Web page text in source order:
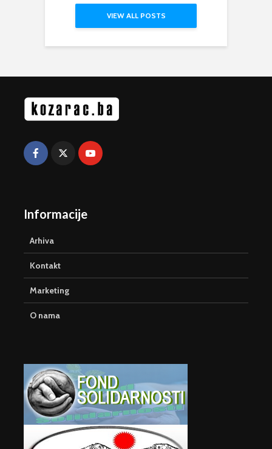
VIEW ALL POSTS
Informacije
Arhiva
Kontakt
Marketing
O nama